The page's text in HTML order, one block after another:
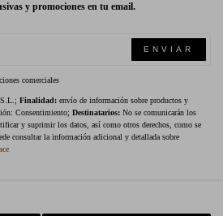
y promociones en tu email.
ENVIAR
comerciales
Finalidad: envío de información sobre productos y
Consentimiento; Destinatarios: No se comunicarán los
y suprimir los datos, así como otros derechos, como se
consultar la información adicional y detallada sobre